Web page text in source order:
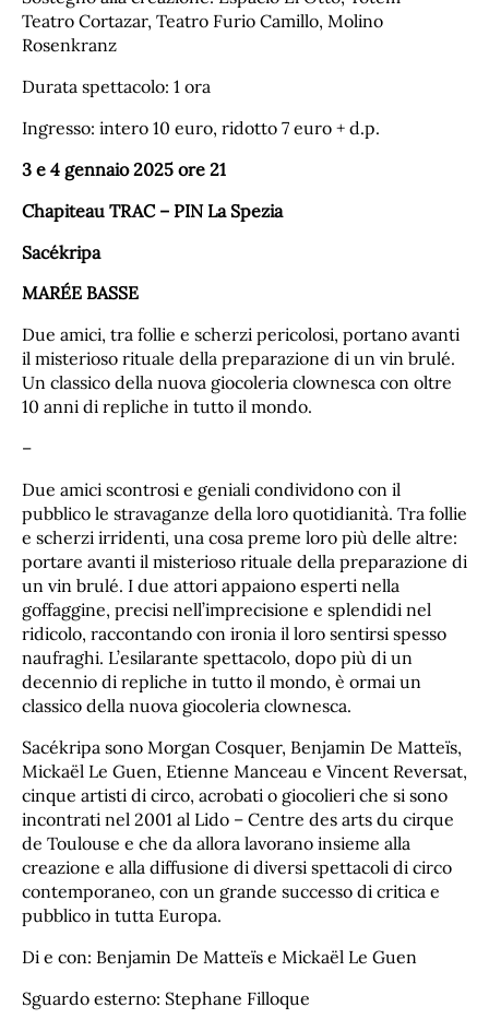
Teatro Cortazar, Teatro Furio Camillo, Molino
Rosenkranz
Durata spettacolo: 1 ora
Ingresso: intero 10 euro, ridotto 7 euro + d.p.
3 e 4 gennaio 2025 ore 21
Chapiteau TRAC – PIN La Spezia
Sacékripa
MARÉE BASSE
Due amici, tra follie e scherzi pericolosi, portano avanti
il misterioso rituale della preparazione di un vin brulé.
Un classico della nuova giocoleria clownesca con oltre
10 anni di repliche in tutto il mondo.
–
Due amici scontrosi e geniali condividono con il
pubblico le stravaganze della loro quotidianità. Tra follie
e scherzi irridenti, una cosa preme loro più delle altre:
portare avanti il misterioso rituale della preparazione di
un vin brulé. I due attori appaiono esperti nella
goffaggine, precisi nell’imprecisione e splendidi nel
ridicolo, raccontando con ironia il loro sentirsi spesso
naufraghi. L’esilarante spettacolo, dopo più di un
decennio di repliche in tutto il mondo, è ormai un
classico della nuova giocoleria clownesca.
Sacékripa sono Morgan Cosquer, Benjamin De Matteïs,
Mickaël Le Guen, Etienne Manceau e Vincent Reversat,
cinque artisti di circo, acrobati o giocolieri che si sono
incontrati nel 2001 al Lido – Centre des arts du cirque
de Toulouse e che da allora lavorano insieme alla
creazione e alla diffusione di diversi spettacoli di circo
contemporaneo, con un grande successo di critica e
pubblico in tutta Europa.
Di e con: Benjamin De Matteïs e Mickaël Le Guen
Sguardo esterno: Stephane Filloque